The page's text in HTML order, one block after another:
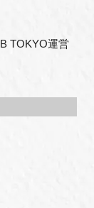
TOKYO運営